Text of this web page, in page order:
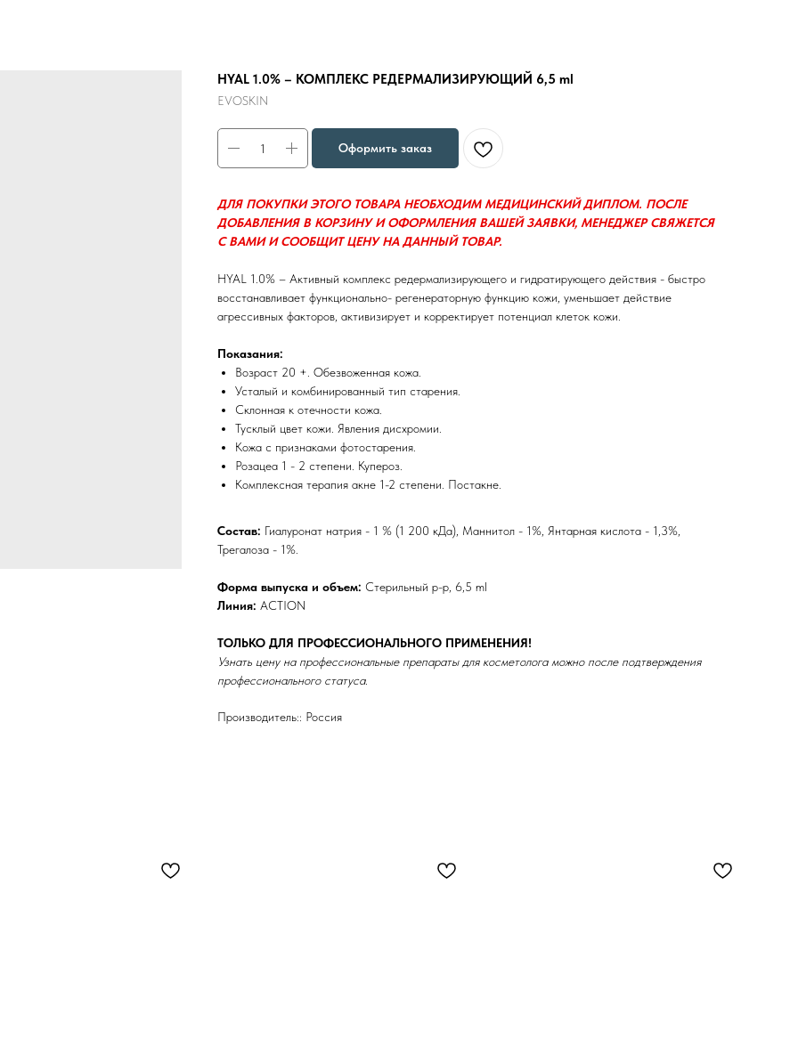
HYAL 1.0% – КОМПЛЕКС РЕДЕРМАЛИЗИРУЮЩИЙ 6,5 ml
EVOSKIN
Оформить заказ
ДЛЯ ПОКУПКИ ЭТОГО ТОВАРА НЕОБХОДИМ МЕДИЦИНСКИЙ ДИПЛОМ. ПОСЛЕ
ДОБАВЛЕНИЯ В КОРЗИНУ И ОФОРМЛЕНИЯ ВАШЕЙ ЗАЯВКИ, МЕНЕДЖЕР СВЯЖЕТСЯ
С ВАМИ И СООБЩИТ ЦЕНУ НА ДАННЫЙ ТОВАР.
HYAL 1.0% – Активный комплекс редермализирующего и гидратирующего действия - быстро
восстанавливает функционально- регенераторную функцию кожи, уменьшает действие
агрессивных факторов, активизирует и корректирует потенциал клеток кожи.
Показания:
Возраст 20 +. Обезвоженная кожа.
Усталый и комбинированный тип старения.
Склонная к отечности кожа.
Тусклый цвет кожи. Явления дисхромии.
Кожа с признаками фотостарения.
Розацеа 1 - 2 степени. Купероз.
Комплексная терапия акне 1-2 степени. Постакне.
Состав: Гиалуронат натрия - 1 % (1 200 кДа), Маннитол - 1%, Янтарная кислота - 1,3%,
Трегалоза - 1%.
Форма выпуска и объем: Стерильный р-р, 6,5 ml
Линия: ACTION
ТОЛЬКО ДЛЯ ПРОФЕССИОНАЛЬНОГО ПРИМЕНЕНИЯ!
Узнать цену на профессиональные препараты для косметолога можно после подтверждения
профессионального статуса.
Производитель:: Россия